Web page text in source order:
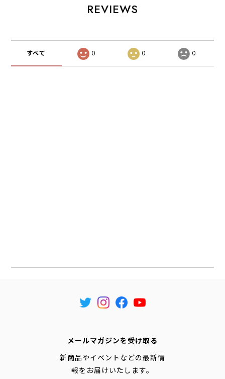
REVIEWS
すべて 0 0 0
メールマガジンを受け取る
新商品やイベントなどの最新情
報をお届けいたします。